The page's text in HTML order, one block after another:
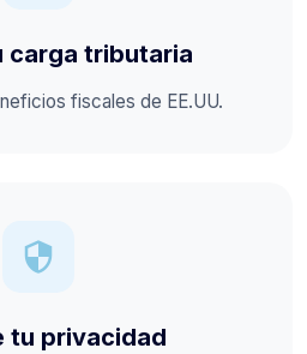
carga tributaria
fiscales de EE.UU.
security
tu privacidad